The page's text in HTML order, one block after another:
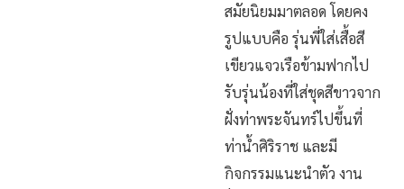
สมัยนิยมมาตลอด โดยคง
รูปแบบคือ รุ่นพี่ใส่เสื้อสี
เขียวแจวเรือข้ามฟากไป
รับรุ่นน้องที่ใส่ชุดสีขาวจาก
ฝั่งท่าพระจันทร์ไปขึ้นที่
ท่าน้ำศิริราช และมี
กิจกรรมแนะนำตัว งาน